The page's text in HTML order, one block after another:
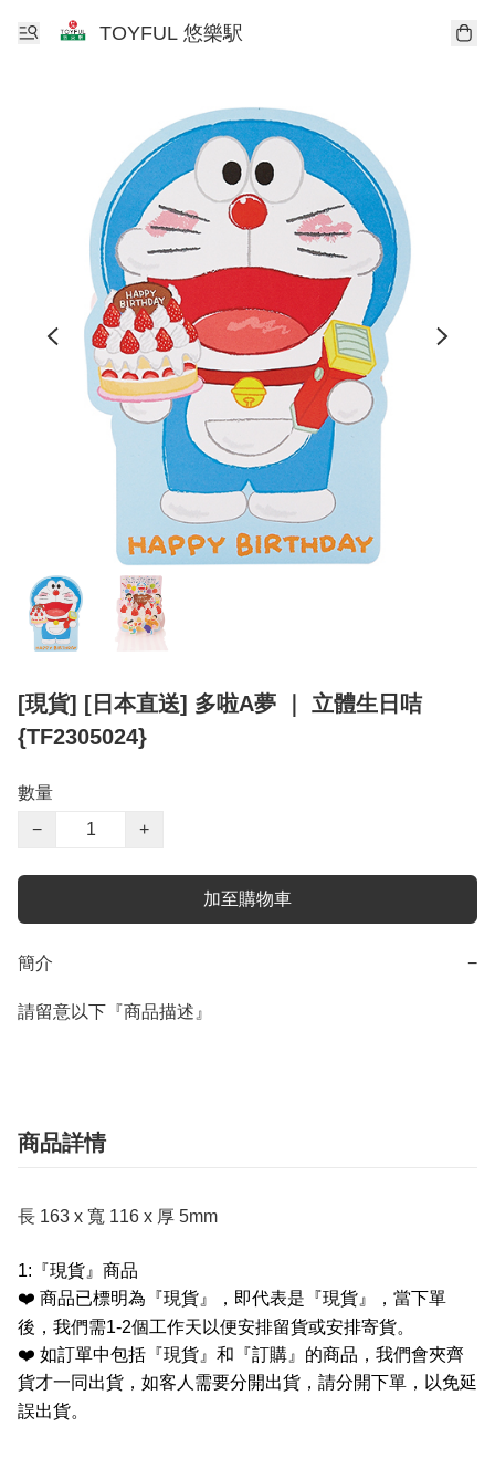
TOYFUL 悠樂駅
[現貨] [日本直送] 多啦A夢 ｜ 立體生日咭
{TF2305024}
數量
−
+
加至購物車
簡介 −
請留意以下『商品描述』
商品詳情
長 163 x 寬 116 x 厚 5mm
1: 『現貨』商品
❤️ 商品已標明為『現貨』，即代表是『現貨』，當下單
後，我們需1-2個工作天以便安排留貨或安排寄貨。
❤️ 如訂單中包括『現貨』和『訂購』的商品，我們會夾齊
貨才一同出貨，如客人需要分開出貨，請分開下單，以免延
誤出貨。